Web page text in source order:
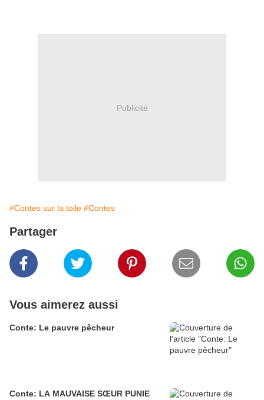
Publicité
#Contes sur la toile #Contes
Partager
Vous aimerez aussi
Conte: Le pauvre pêcheur
Conte: LA MAUVAISE SŒUR PUNIE